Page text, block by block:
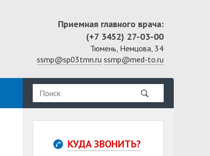
Приемная главного врача:
(+7 3452) 27-03-00
Тюмень, Немцова, 34
ssmp@sp03tmn.ru ssmp@med-to.ru
КУДА ЗВОНИТЬ?